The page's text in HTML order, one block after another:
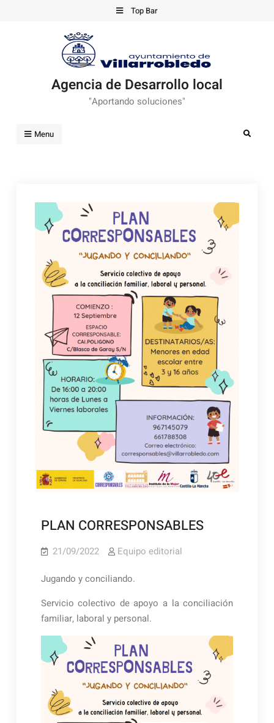
Top Bar
Agencia de Desarrollo local
"Aportando soluciones"
Menu Search
PLAN CORRESPONSABLES
21/09/2022 Equipo editorial
Jugando y conciliando.
Servicio colectivo de apoyo a la conciliación
familiar, laboral y personal.